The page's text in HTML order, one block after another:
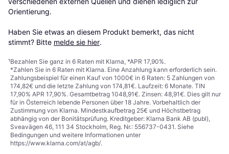
Orientierung.
Haben Sie etwas an diesem Produkt bemerkt, das nicht
stimmt? Bitte melde sie hier.
¹Bezahlen Sie ganz in 6 Raten mit Klarna, *APR 17,90%.
*Zahlen Sie in 6 Raten mit Klarna. Eine Anzahlung kann erforderlich sein.
Zahlungsbeispiel für einen Kauf von 1000€ in 6 Raten: 5 Zahlungen von
174,82€ und die letzte Zahlung von 174,81€. Laufzeit: 6 Monate. TIN
17,90% APR 17,90%. Gesamtbetrag 1048,91€. Zinsen: 48,91€. Dies gilt nur
für in Österreich lebende Personen über 18 Jahre. Vorbehaltlich der
Zustimmung von Klarna. Mindestkaufbetrag 25€ und Höchstbetrag
abhängig von der Bonitätsprüfung. Kreditgeber: Klarna Bank AB (publ),
Sveavägen 46, 111 34 Stockholm, Reg. Nr.: 556737-0431. Siehe
Bedingungen und weitere Informationen unter
https://www.klarna.com/at/agb/.